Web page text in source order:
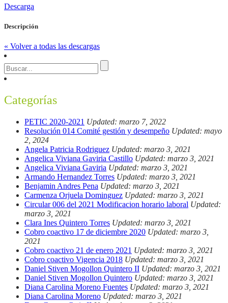
Descarga
Descripción
« Volver a todas las descargas
Categorías
PETIC 2020-2021 Updated: marzo 7, 2022
Resolución 014 Comité gestión y desempeño Updated: mayo
2, 2024
Angela Patricia Rodriguez Updated: marzo 3, 2021
Angelica Viviana Gaviria Castillo Updated: marzo 3, 2021
Angelica Viviana Gaviria Updated: marzo 3, 2021
Armando Hernandez Torres Updated: marzo 3, 2021
Benjamin Andres Pena Updated: marzo 3, 2021
Carmenza Orjuela Dominguez Updated: marzo 3, 2021
Circular 006 del 2021 Modificacion horario laboral Updated:
marzo 3, 2021
Clara Ines Quintero Torres Updated: marzo 3, 2021
Cobro coactivo 17 de diciembre 2020 Updated: marzo 3,
2021
Cobro coactivo 21 de enero 2021 Updated: marzo 3, 2021
Cobro coactivo Vigencia 2018 Updated: marzo 3, 2021
Daniel Stiven Mogollon Quintero II Updated: marzo 3, 2021
Daniel Stiven Mogollon Quintero Updated: marzo 3, 2021
Diana Carolina Moreno Fuentes Updated: marzo 3, 2021
Diana Carolina Moreno Updated: marzo 3, 2021